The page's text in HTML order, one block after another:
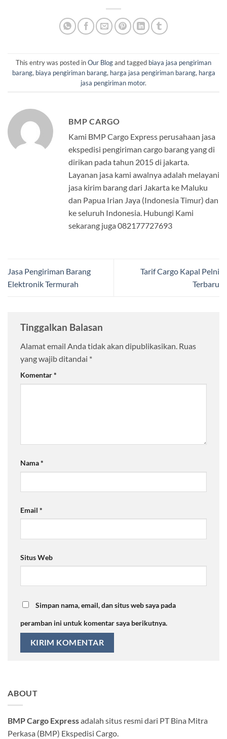
This entry was posted inOur Blogand tagged biaya jasa pengiriman
barang, biaya pengiriman barang, harga jasa pengiriman barang, harga
jasa pengiriman motor.
BMP CARGO
Kami BMP Cargo Express perusahaan jasa
ekspedisi pengiriman cargo barang yang di
dirikan pada tahun 2015 di jakarta.
Layanan jasa kami awalnya adalah melayani
jasa kirim barang dari Jakarta ke Maluku
dan Papua Irian Jaya (Indonesia Timur) dan
ke seluruh Indonesia. Hubungi Kami
sekarang juga 082177727693
Jasa Pengiriman Barang
Elektronik Termurah
Tarif Cargo Kapal Pelni
Terbaru
Tinggalkan Balasan
Alamat email Anda tidak akan dipublikasikan. Ruas
yang wajib ditandai *
Komentar*
Nama*
Email *
Situs Web
Simpan nama, email, dan situs web saya pada
peramban ini untuk komentar saya berikutnya.
ABOUT
BMP Cargo Expressadalah situs resmi dari PT Bina Mitra
Perkasa (BMP) Ekspedisi Cargo.